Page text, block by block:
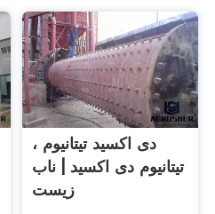
دی اکسید تیتانیوم ،
تیتانیوم دی اکسید | ناب
زیست